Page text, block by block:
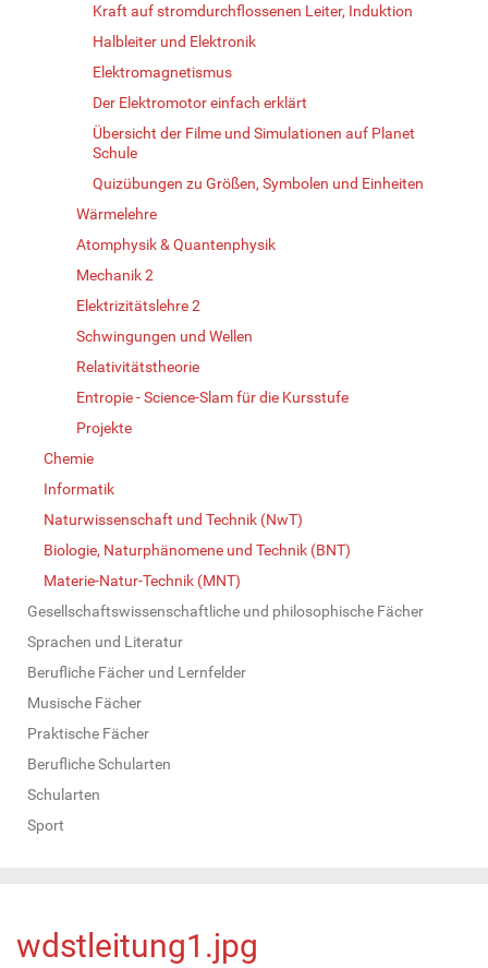
Kraft auf stromdurchflossenen Leiter, Induktion
Halbleiter und Elektronik
Elektromagnetismus
Der Elektromotor einfach erklärt
Übersicht der Filme und Simulationen auf Planet
Schule
Quizübungen zu Größen, Symbolen und Einheiten
Wärmelehre
Atomphysik & Quantenphysik
Mechanik 2
Elektrizitätslehre 2
Schwingungen und Wellen
Relativitätstheorie
Entropie - Science-Slam für die Kursstufe
Projekte
Chemie
Informatik
Naturwissenschaft und Technik (NwT)
Biologie, Naturphänomene und Technik (BNT)
Materie-Natur-Technik (MNT)
Gesellschaftswissenschaftliche und philosophische Fächer
Sprachen und Literatur
Berufliche Fächer und Lernfelder
Musische Fächer
Praktische Fächer
Berufliche Schularten
Schularten
Sport
wdstleitung1.jpg